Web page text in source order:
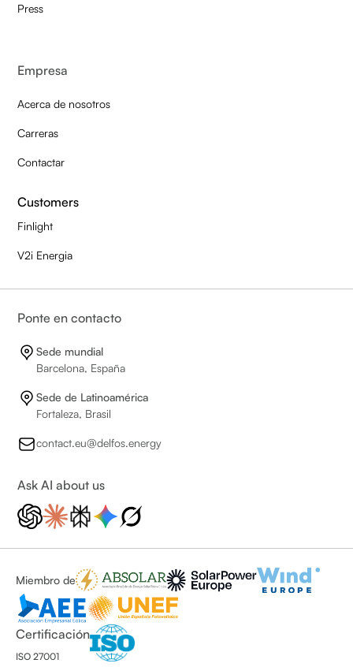
Press
Empresa
Acerca de nosotros
Carreras
Contactar
Customers
Finlight
V2i Energia
Ponte en contacto
Sede mundial
Barcelona, España
Sede de Latinoamérica
Fortaleza, Brasil
contact.eu@delfos.energy
Ask AI about us
Miembro de
Certificación
ISO 27001